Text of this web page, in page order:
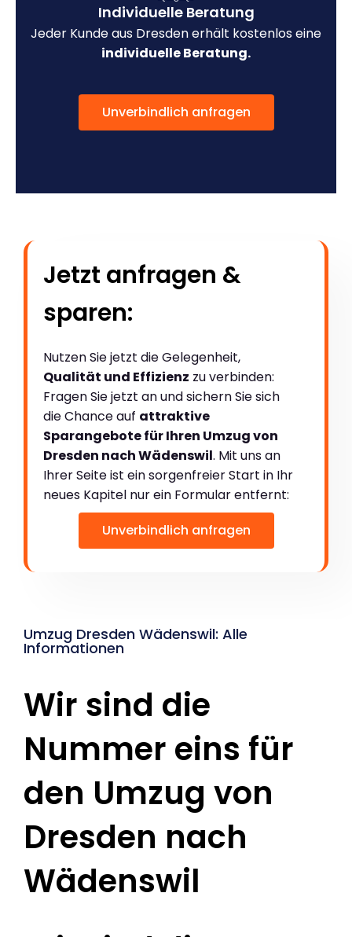
Individuelle Beratung
Jeder Kunde aus Dresden erhält kostenlos eine
individuelle Beratung.
Unverbindlich anfragen
Jetzt anfragen &
sparen:
Nutzen Sie jetzt die Gelegenheit,
Qualität und Effizienz zu verbinden:
Fragen Sie jetzt an und sichern Sie sich
die Chance auf attraktive
Sparangebote für Ihren Umzug von
Dresden nach Wädenswil. Mit uns an
Ihrer Seite ist ein sorgenfreier Start in Ihr
neues Kapitel nur ein Formular entfernt:
Unverbindlich anfragen
Umzug Dresden Wädenswil: Alle
Informationen
Wir sind die
Nummer eins für
den Umzug von
Dresden nach
Wädenswil